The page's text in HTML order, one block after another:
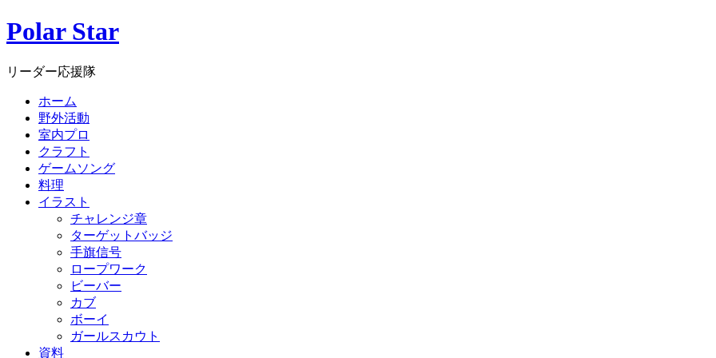
Polar Star
リーダー応援隊
ホーム
野外活動
室内プロ
クラフト
ゲームソング
料理
イラスト
チャレンジ章
ターゲットバッジ
手旗信号
ロープワーク
ビーバー
カブ
ボーイ
ガールスカウト
資料